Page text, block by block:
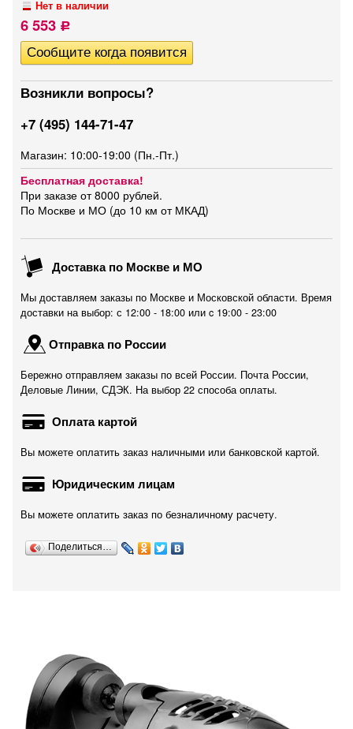
Нет в наличии
6 553 Р
Возникли вопросы?
+7 (495) 144-71-47
Магазин: 10:00-19:00 (Пн.-Пт.)
Бесплатная доставка!
При заказе от 8000 рублей.
По Москве и МО (до 10 км от МКАД)
Доставка по Москве и МО
Мы доставляем заказы по Москве и Московской области. Время
доставки на выбор: с 12:00 - 18:00 или c 19:00 - 23:00
Отправка по России
Бережно отправляем заказы по всей России. Почта России,
Деловые Линии, СДЭК. На выбор 22 способа оплаты.
Оплата картой
Вы можете оплатить заказ наличными или банковской картой.
Юридическим лицам
Вы можете оплатить заказ по безналичному расчету.
Поделиться…